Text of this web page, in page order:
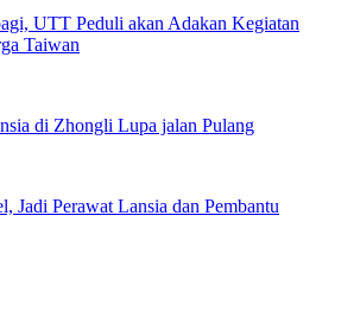
UTT Peduli akan Adakan Kegiatan
Taiwan
di Zhongli Lupa jalan Pulang
Jadi Perawat Lansia dan Pembantu